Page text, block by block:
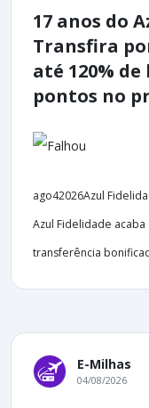
17 anos do
Transfira
até 120%
pontos no
ago42026Azul
Azul Fidelidade
transferência
E-Milhas
04/08/2026